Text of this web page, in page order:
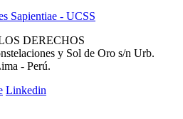
Sapientiae - UCSS
DERECHOS
y Sol de Oro s/n Urb.
- Perú.
Linkedin